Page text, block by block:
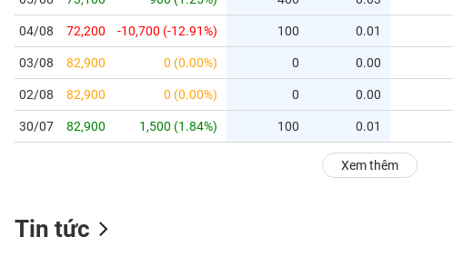
04/08 72,200 -10,700 (-12.91%) 100 0.01
03/08 82,900 0 (0.00%) 0 0.00
02/08 82,900 0 (0.00%) 0 0.00
30/07 82,900 1,500 (1.84%) 100 0.01
Xem thêm
Tin tức
PHÂN
TÍCH
VIETSTOCKFINANCE